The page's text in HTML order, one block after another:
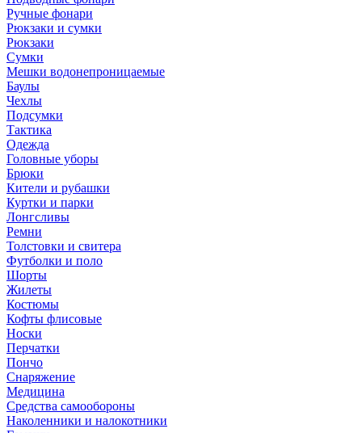
Ручные фонари
Рюкзаки и сумки
Рюкзаки
Сумки
Мешки водонепроницаемые
Баулы
Чехлы
Подсумки
Тактика
Одежда
Головные уборы
Брюки
Кители и рубашки
Куртки и парки
Лонгсливы
Ремни
Толстовки и свитера
Футболки и поло
Шорты
Жилеты
Костюмы
Кофты флисовые
Носки
Перчатки
Пончо
Снаряжение
Медицина
Средства самообороны
Наколенники и налокотники